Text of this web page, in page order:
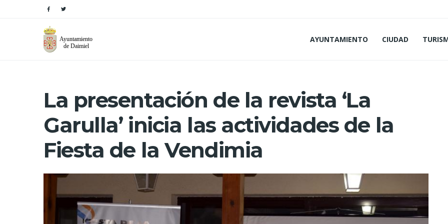
AYUNTAMIENTO CIUDAD
La presentación de la revista ‘La
Garulla’ inicia las actividades de la
Fiesta de la Vendimia